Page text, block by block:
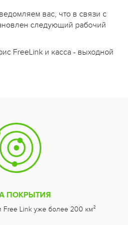
вас, что в связи с
следующий рабочий
FreeLink и касса - выходной
ПОКРЫТИЯ
Free Link уже более 200 км²